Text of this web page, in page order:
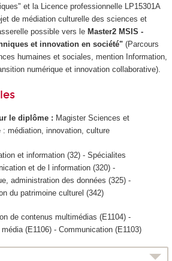
et la Licence professionnelle LP15301A
de médiation culturelle des sciences et
possible vers le Master2 MSIS -
et innovation en société"(Parcours
humaines et sociales, mention Information,
numérique et innovation collaborative).
le diplôme : Magister Sciences et
médiation, innovation, culture
et information (32) - Spécialites
et de l information (320) -
administration des données (325) -
du patrimoine culturel (342)
de contenus multimédias (E1104) -
(E1106) - Communication (E1103)